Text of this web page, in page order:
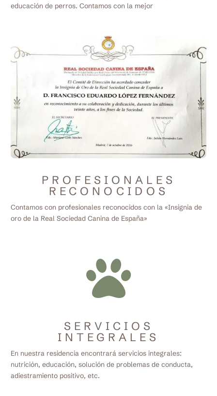
educación de perros. Contamos con la mejor
PROFESIONALES
RECONOCIDOS
Contamos con profesionales reconocidos con la «Insignia de
oro de la Real Sociedad Canina de España»

SERVICIOS
INTEGRALES
En nuestra residencia encontrará servicios integrales:
nutrición, educación, solución de problemas de conducta,
adiestramiento positivo, etc.